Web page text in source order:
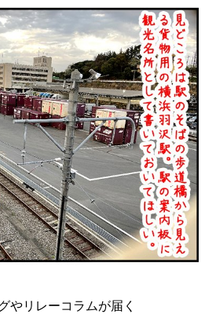
やリレーコラムが届く